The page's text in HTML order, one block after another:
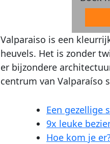
Valparaiso is een
heuvels. Het is zonder
er bijzondere
centrum van Valparaíso
Een gezellige
9x leuke
Hoe kom je